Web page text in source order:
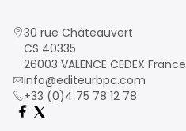
30 rue Châteauvert
CS 40335
26003 VALENCE CEDEX France
info@editeurbpc.com
+33 (0)4 75 78 12 78